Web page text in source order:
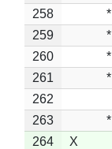
258
*
259
*
260
*
261
*
262
263
*
264
X